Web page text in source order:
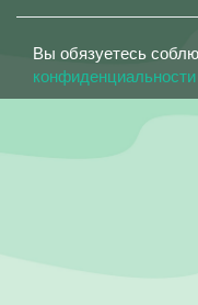
Вы обязуетесь
конфиденциальности